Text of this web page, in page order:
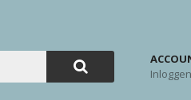
Inloggen